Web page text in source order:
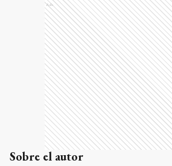
Ads
Sobre el autor